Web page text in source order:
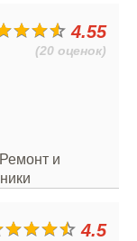
4.55
(20 оценок)
и
4.5